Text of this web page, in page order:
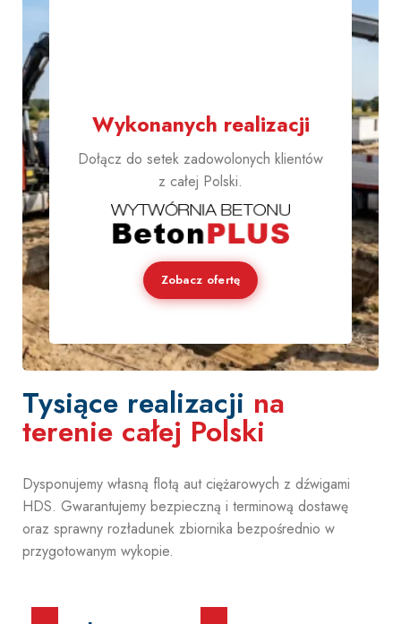
Wykonanych realizacji
Dołącz do setek zadowolonych klientów
z całej Polski.
Zobacz ofertę
Tysiące realizacji na
terenie całej Polski
Dysponujemy własną flotą aut ciężarowych z dźwigami
HDS. Gwarantujemy bezpieczną i terminową dostawę
oraz sprawny rozładunek zbiornika bezpośrednio w
przygotowanym wykopie.